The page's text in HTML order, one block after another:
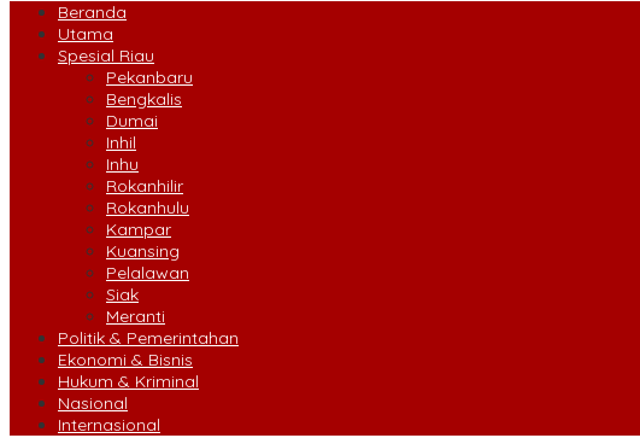
Beranda
Utama
Spesial Riau
Pekanbaru
Bengkalis
Dumai
Inhil
Inhu
Rokanhilir
Rokanhulu
Kampar
Kuansing
Pelalawan
Siak
Meranti
Politik & Pemerintahan
Ekonomi & Bisnis
Hukum & Kriminal
Nasional
Internasional